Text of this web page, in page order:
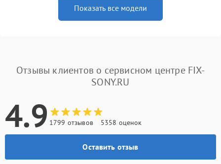
Показать все модели
Отзывы клиентов о сервисном центре FIX-
SONY.RU
4.9 1799 отзывов 5358 оценок
Оставить отзыв